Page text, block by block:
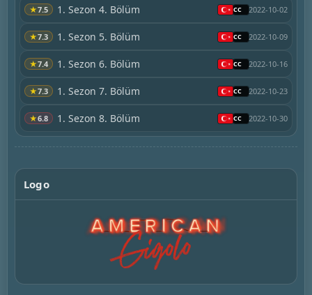
★7.5 1. Sezon 4. Bölüm 2022-10-02
★7.3 1. Sezon 5. Bölüm 2022-10-09
★7.4 1. Sezon 6. Bölüm 2022-10-16
★7.3 1. Sezon 7. Bölüm 2022-10-23
★6.8 1. Sezon 8. Bölüm 2022-10-30
Logo